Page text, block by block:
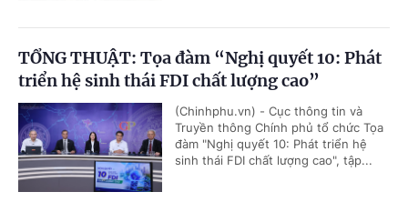
TỔNG THUẬT: Tọa đàm “Nghị quyết 10: Phát
triển hệ sinh thái FDI chất lượng cao”
(Chinhphu.vn) - Cục thông tin và
Truyền thông Chính phủ tổ chức Tọa
đàm "Nghị quyết 10: Phát triển hệ
sinh thái FDI chất lượng cao", tập...